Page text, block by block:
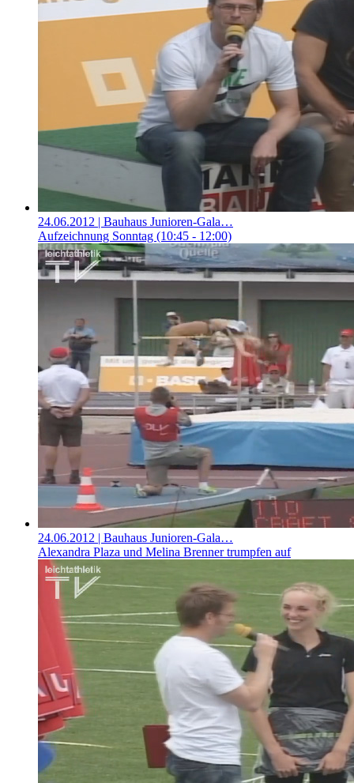
24.06.2012 | Bauhaus Junioren-Gala…
Aufzeichnung Sonntag (10:45 - 12:00)
24.06.2012 | Bauhaus Junioren-Gala…
Alexandra Plaza und Melina Brenner trumpfen auf